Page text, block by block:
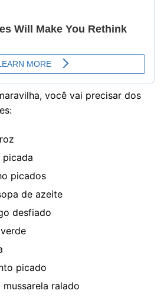
você vai precisar dos
picada
picados
de azeite
desfiado
picado
ralado